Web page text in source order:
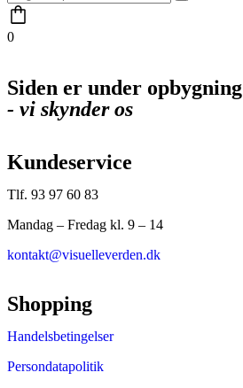
0
Siden er under opbygning
- vi skynder os
Kundeservice
Tlf. 93 97 60 83
Mandag – Fredag kl. 9 – 14
kontakt@visuelleverden.dk
Shopping
Handelsbetingelser
Persondatapolitik